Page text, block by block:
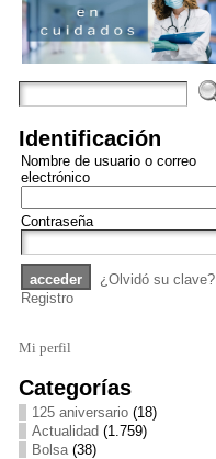
Identificación
Nombre de usuario o correo
electrónico
Contraseña
¿Olvidó su clave?
Registro
Mi perfil
Categorías
125 aniversario(18)
Actualidad (1.759)
Bolsa(38)